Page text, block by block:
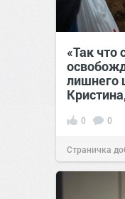
«Так что
лишнего
0 0
Страничка
позитива!